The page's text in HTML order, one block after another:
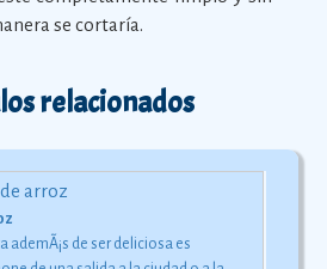
se cortaría.
relacionados
ademÃ¡s de ser deliciosa es